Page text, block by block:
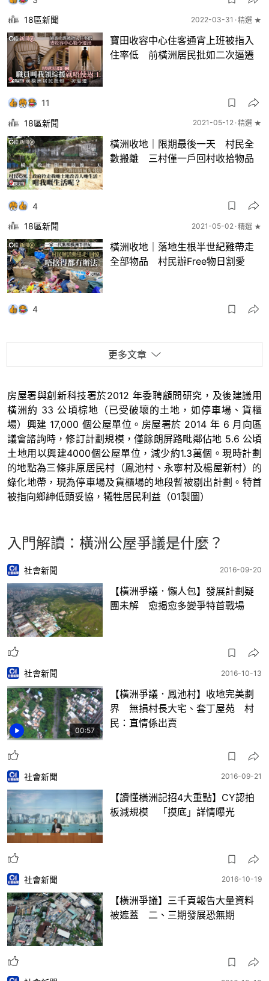
18區新聞
2022-03-31 精選 ★
寶田收容中心住客通宵上班被指入
住率低 前橫洲居民批如二次逼遷
11
18區新聞
2021-05-12 精選 ★
橫洲收地｜限期最後一天 村民全
數搬離 三村僅一戶回村收拾物品
4
18區新聞
2021-05-02 精選 ★
橫洲收地｜落地生根半世紀難帶走
全部物品 村民辦Free物日割愛
4
更多文章
房屋署與創新科技署於2012 年委聘顧問研究，及後建議用
橫洲約 33 公頃棕地（已受破壞的土地，如停車場、貨櫃
場）興建 17,000 個公屋單位。房屋署於 2014 年 6 月向區
議會諮詢時，修訂計劃規模，僅餘朗屏路毗鄰佔地 5.6 公頃
土地用以興建4000個公屋單位，減少約1.3萬個。現時計劃
的地點為三條非原居民村（鳳池村、永寧村及楊屋新村）的
綠化地帶，現為停車場及貨櫃場的地段暫被剔出計劃。特首
被指向鄉紳低頭妥協，犧牲居民利益（01製圖）
入門解讀：橫洲公屋爭議是什麼？
社會新聞 2016-09-20
【橫洲爭議．懶人包】發展計劃疑
團未解 愈揭愈多變爭特首戰場
00:57
社會新聞 2016-10-13
【橫洲爭議．鳳池村】收地完美劃
界 無損村長大宅、套丁屋苑 村
民：直情係出賣
社會新聞 2016-09-21
【讀懂橫洲記招4大重點】CY認拍
板減規模 「摸底」詳情曝光
社會新聞 2016-10-19
【橫洲爭議】三千頁報告大量資料
被遮蓋 二、三期發展恐無期